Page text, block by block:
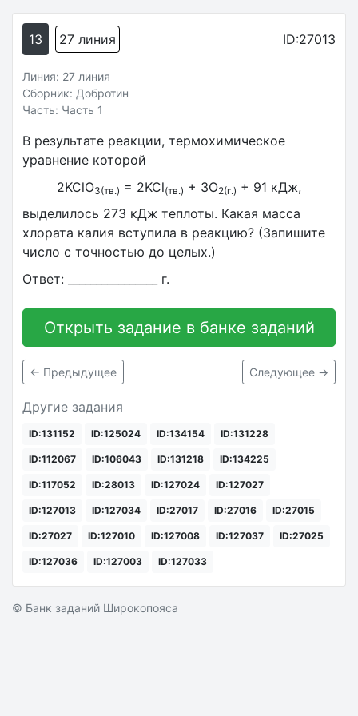
13 27 линия ID:27013
Линия: 27 линия
Сборник: Добротин
Часть: Часть 1
В результате реакции, термохимическое
уравнение которой
2KClO3(тв.) = 2KCl(тв.) + 3O2(г.) + 91 кДж,
выделилось 273 кДж теплоты. Какая масса
хлората калия вступила в реакцию? (Запишите
число с точностью до целых.)
Ответ: ________________ г.
Открыть задание в банке заданий
← Предыдущее Следующее →
Другие задания
ID:131152 ID:125024 ID:134154 ID:131228
ID:112067 ID:106043 ID:131218 ID:134225
ID:117052 ID:28013 ID:127024 ID:127027
ID:127013 ID:127034 ID:27017 ID:27016 ID:27015
ID:27027 ID:127010 ID:127008 ID:127037 ID:27025
ID:127036 ID:127003 ID:127033
© Банк заданий Широкопояса